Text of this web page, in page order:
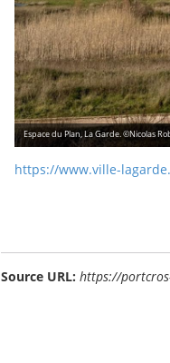
Espace du Plan, La Garde. ©Nicolas
https://www.ville-
Source URL: https://